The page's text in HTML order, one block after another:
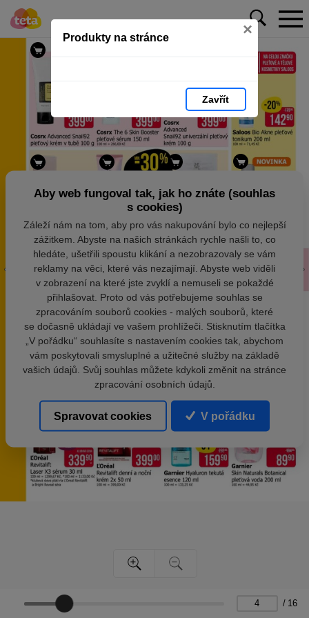
Produkty na stránce ×
Zavřít
/ 16
Aby web fungoval tak, jak ho znáte (souhlas
s cookies)
Záleží nám na tom, aby pro vás nakupování bylo co nejlepší
zážitkem. Abyste na našich stránkách rychle našli to, co
hledáte, ušetřili spoustu klikání a nezobrazovaly se vám
reklamy na věci, které vás nezajímají. Abyste web viděli
v zobrazení na které jste zvyklí a nemuseli se pokaždé
přihlašovat. Proto od vás potřebujeme souhlas se
zpracováním souborů cookies - malých souborů, které
se dočasně ukládají ve vašem prohlížeči. Stisknutím tlačítka
„V pořádku“ souhlasíte s nastavením cookies tak, abychom
vám poskytovali smysluplné a užitečné služby na základě
vašich údajů. Svůj souhlas můžete kdykoli změnit na stránce
zpracování osobních údajů.
Spravovat cookies V pořádku